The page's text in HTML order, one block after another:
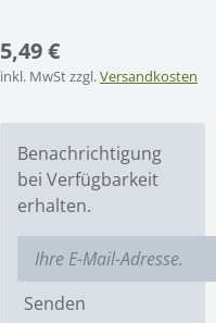
5,49 €
inkl. MwSt zzgl.Versandkosten
Benachrichtigung
bei Verfügbarkeit
erhalten.
Senden